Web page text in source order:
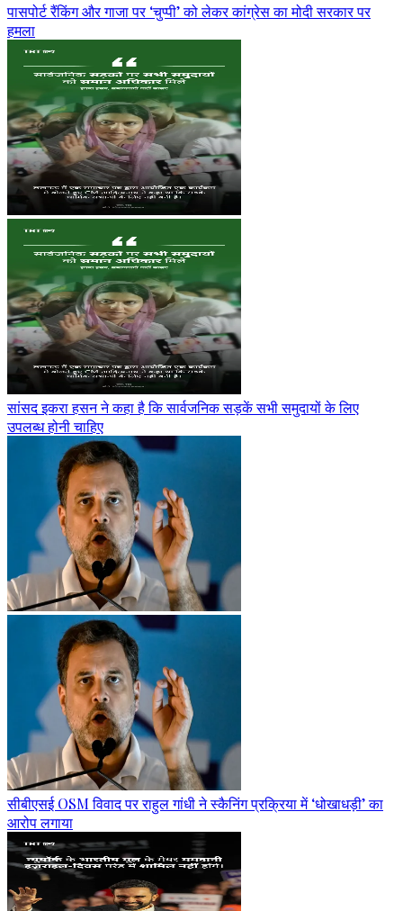
पासपोर्ट रैंकिंग और गाजा पर ‘चुप्पी’ को लेकर कांग्रेस का मोदी सरकार पर
हमला
सांसद इकरा हसन ने कहा है कि सार्वजनिक सड़कें सभी समुदायों के लिए
उपलब्ध होनी चाहिए
सीबीएसई OSM विवाद पर राहुल गांधी ने स्कैनिंग प्रक्रिया में ‘धोखाधड़ी’ का
आरोप लगाया